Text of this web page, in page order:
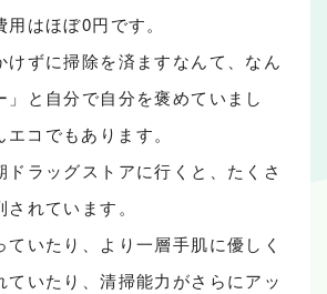
はほぼ0円です。
けずに掃除を済ますなんて、なん
」と自分で自分を褒めていまし
コでもあります。
ドラッグストアに行くと、たくさ
れています。
いたり、より一層手肌に優しく
ていたり、清掃能力がさらにアッ